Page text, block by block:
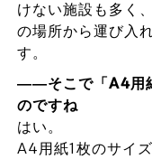
けない施設も多く
の場所から運び入
す。
――そこで「A4用
のですね
はい。
A4用紙1枚のサイ